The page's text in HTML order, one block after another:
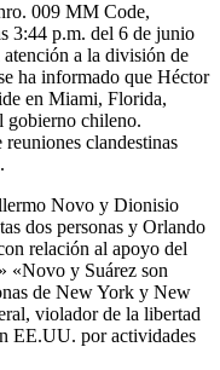
009 MM Code,
3:44 p.m. del 6 de junio
a la división de
ha informado que Héctor
en Miami, Florida,
gobierno chileno.
clandestinas
Novo y Dionisio
dos personas y Orlando
relación al apoyo del
«Novo y Suárez son
de New York y New
violador de la libertad
EE.UU. por actividades